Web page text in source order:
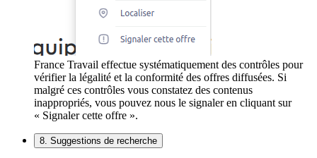
France Travail effectue systématiquement des contrôles pour
vérifier la légalité et la conformité des offres diffusées. Si
malgré ces contrôles vous constatez des contenus
inappropriés, vous pouvez nous le signaler en cliquant sur
« Signaler cette offre ».
8. Suggestions de recherche